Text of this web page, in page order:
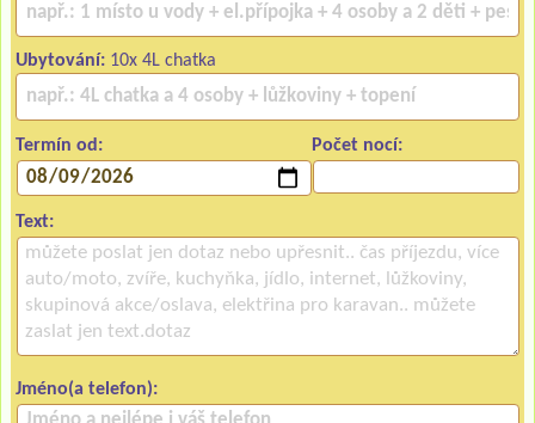
Ubytování: 10x 4L chatka
Termín od: Počet nocí:
Text:
Jméno(a telefon):